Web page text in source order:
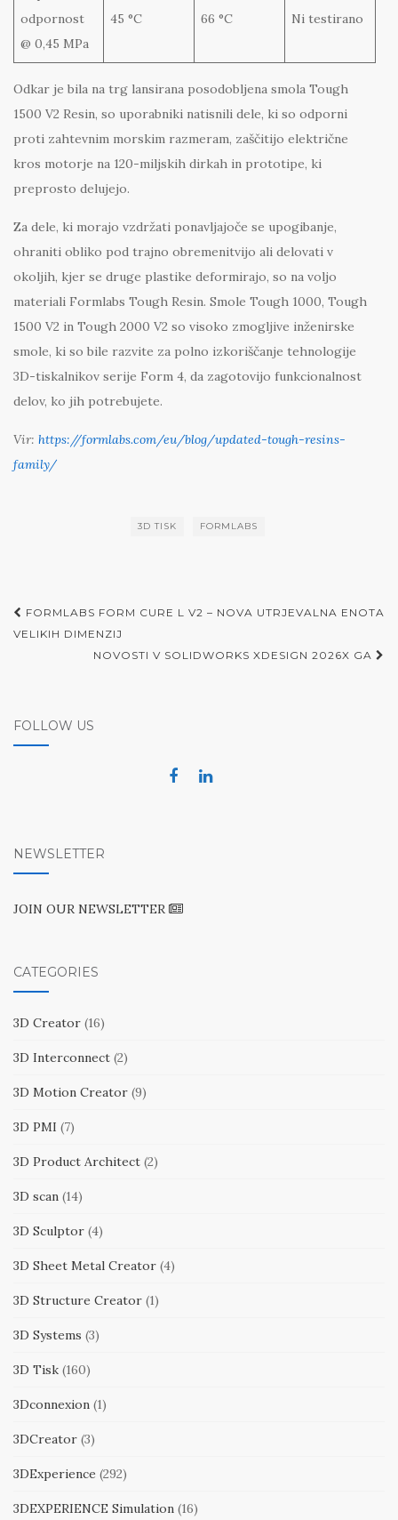
odpornost
@ 0,45 MPa
45 °C 66 °C Ni testirano
Odkar je bila na trg lansirana posodobljena smola Tough
1500 V2 Resin, so uporabniki natisnili dele, ki so odporni
proti zahtevnim morskim razmeram, zaščitijo električne
kros motorje na 120-miljskih dirkah in prototipe, ki
preprosto delujejo.
Za dele, ki morajo vzdržati ponavljajoče se upogibanje,
ohraniti obliko pod trajno obremenitvijo ali delovati v
okoljih, kjer se druge plastike deformirajo, so na voljo
materiali Formlabs Tough Resin. Smole Tough 1000, Tough
1500 V2 in Tough 2000 V2 so visoko zmogljive inženirske
smole, ki so bile razvite za polno izkoriščanje tehnologije
3D-tiskalnikov serije Form 4, da zagotovijo funkcionalnost
delov, ko jih potrebujete.
Vir: https://formlabs.com/eu/blog/updated-tough-resins-
family/
3D TISK FORMLABS
Post
navigation
FORMLABS FORM CURE L V2 – NOVA UTRJEVALNA ENOTA
VELIKIH DIMENZIJ
NOVOSTI V SOLIDWORKS XDESIGN 2026X GA
FOLLOW US
NEWSLETTER
JOIN OUR NEWSLETTER
CATEGORIES
3D Creator (16)
3D Interconnect (2)
3D Motion Creator (9)
3D PMI (7)
3D Product Architect (2)
3D scan (14)
3D Sculptor (4)
3D Sheet Metal Creator (4)
3D Structure Creator (1)
3D Systems (3)
3D Tisk (160)
3Dconnexion (1)
3DCreator (3)
3DExperience (292)
3DEXPERIENCE Simulation (16)